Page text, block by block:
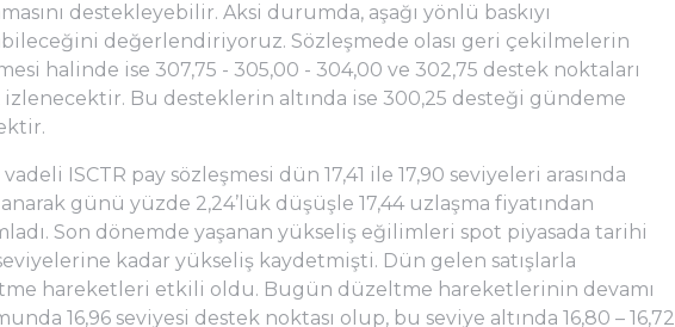
destekleyebilir. Aksi durumda, aşağı yönlü baskıyı
değerlendiriyoruz. Sözleşmede olası geri çekilmelerin
halinde ise 307,75 - 305,00 - 304,00 ve 302,75 destek noktaları
izlenecektir. Bu desteklerin altında ise 300,25 desteği gündeme
ISCTR pay sözleşmesi dün 17,41 ile 17,90 seviyeleri arasında
günü yüzde 2,24’lük düşüşle 17,44 uzlaşma fiyatından
Son dönemde yaşanan yükseliş eğilimleri spot piyasada tarihi
kadar yükseliş kaydetmişti. Dün gelen satışlarla
hareketleri etkili oldu. Bugün düzeltme hareketlerinin devamı
16,96 seviyesi destek noktası olup, bu seviye altında 16,80 – 16,72